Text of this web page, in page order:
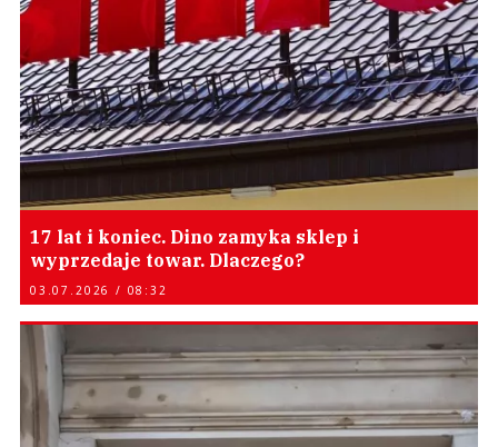
17 lat i koniec. Dino zamyka sklep i
wyprzedaje towar. Dlaczego?
03.07.2026 / 08:32